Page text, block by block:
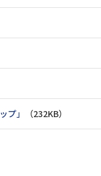
プ」 （232KB）